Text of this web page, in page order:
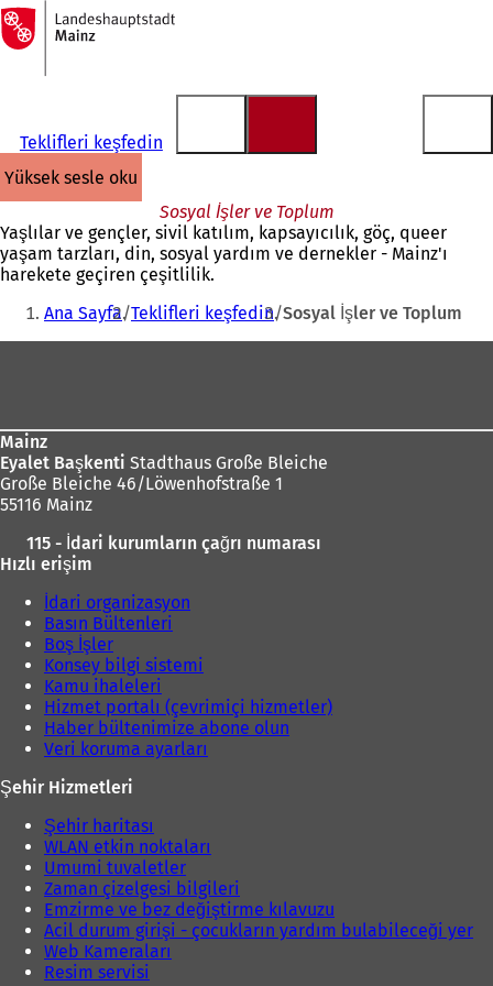
İçeriğe atla
Ana
sayfaya
Teklifleri keşfedin
yüksek sesle oku
Sosyal İşler ve Toplum
Yaşlılar ve gençler, sivil katılım, kapsayıcılık, göç, queer
yaşam tarzları, din, sosyal yardım ve dernekler - Mainz'ı
harekete geçiren çeşitlilik.
Buradasınız:
Ana Sayfa Teklifleri keşfedin Sosyal İşler ve Toplum
Mainz
Eyalet Başkenti Stadthaus Große Bleiche
Große Bleiche 46/Löwenhofstraße 1
55116 Mainz
115 - İdari kurumların çağrı numarası
Hızlı erişim
İdari organizasyon
Basın Bültenleri
Boş İşler
Konsey bilgi sistemi
Kamu ihaleleri
Hizmet portalı (çevrimiçi hizmetler)
Haber bültenimize abone olun
Veri koruma ayarları
Şehir Hizmetleri
Şehir haritası
WLAN etkin noktaları
Umumi tuvaletler
Zaman çizelgesi bilgileri
Emzirme ve bez değiştirme kılavuzu
Acil durum girişi - çocukların yardım bulabileceği yer
Web Kameraları
Resim servisi